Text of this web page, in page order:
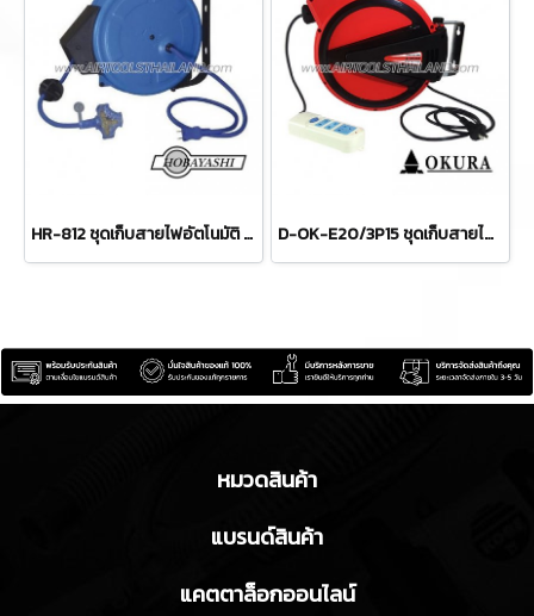
HR-812 ชุดเก็บสายไฟอัตโนมัติ 15 ม. HOBAYASHI D-OK-E20/3P15 ชุดเก็บสายไฟอัตโนมัติ OKURA
หมวดสินค้า
แบรนด์สินค้า
แคตตาล็อกออนไลน์